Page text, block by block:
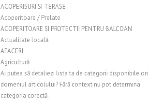
ACOPERISURI SI TERASE
Acoperitoare / Prelate
ACOPERITOARE SI PROTECTII PENTRU BALCOAN
Actualitate locală
AFACERI
Agricultură
Ai putea să detaliezi lista ta de categorii disponibile ori
domeniul articolului? Fără context nu pot determina
categoria corectă.